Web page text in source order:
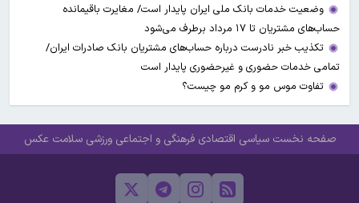
وضعیت خدمات بانک ملی ایران پایدار است/ مغایرت‌ باقیمانده
حساب‌های مشتریان تا ۱۷ مرداد برطرف می‌شود
تکذیب خبر نادرست درباره حساب‌های مشتریان بانک صادرات ایران/
تمامی خدمات حضوری و غیرحضوری پایدار است
تفاوت موس مو و کرم مو چیست؟
صفحه نخست سیاسی اقتصادی فرهنگی و اجتماعی ورزشی سلامت عکس